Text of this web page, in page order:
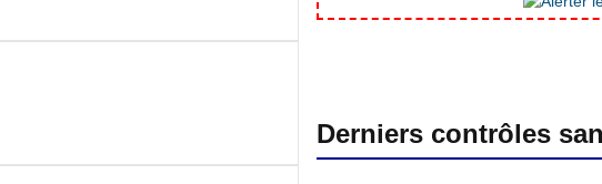
Derniers contrôles